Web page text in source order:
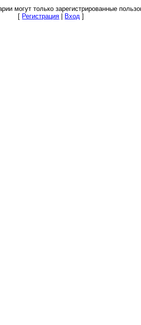
могут только зарегистрированные
[ Регистрация Вход ]